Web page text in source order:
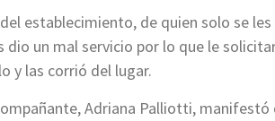
establecimiento, de quien solo se
dio un mal servicio por lo que le
y las corrió del lugar.
Adriana Palliotti, manifestó